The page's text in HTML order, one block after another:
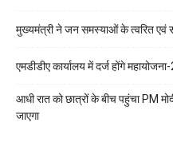
मुख्यमंत्री ने जन समस्याओं के त्वरित एवं
एमडीडीए कार्यालय में दर्ज होंगे
आधी रात को छात्रों के बीच पहुंचा PM
जाएगा